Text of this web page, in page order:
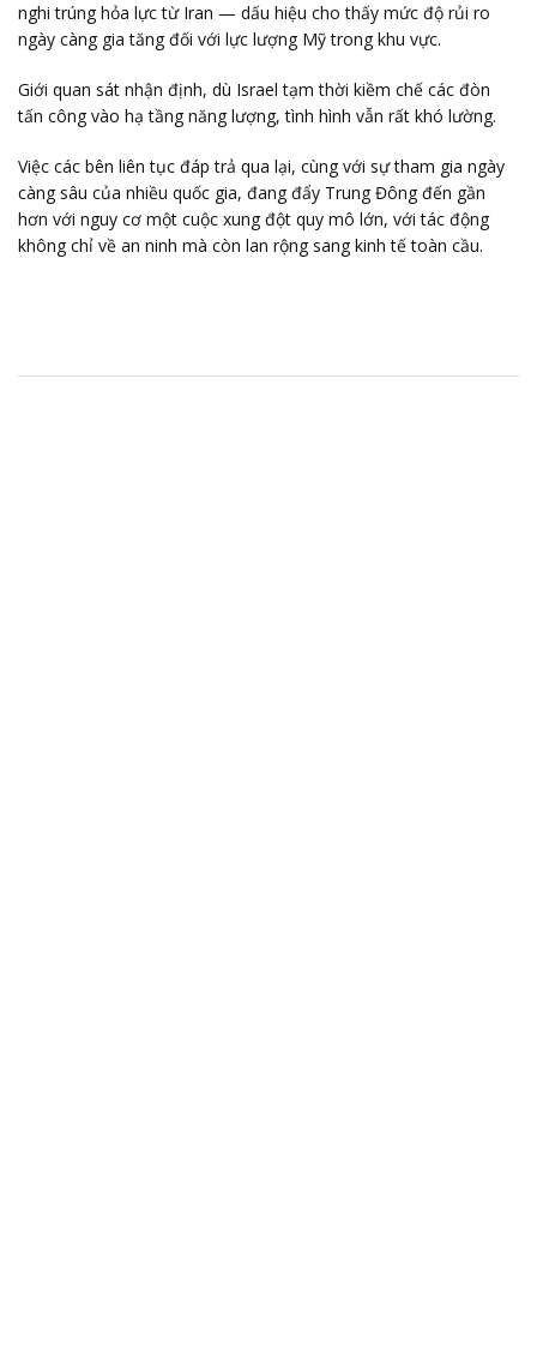
nghi trúng hỏa lực từ Iran — dấu hiệu cho thấy mức độ rủi ro
ngày càng gia tăng đối với lực lượng Mỹ trong khu vực.
Giới quan sát nhận định, dù Israel tạm thời kiềm chế các đòn
tấn công vào hạ tầng năng lượng, tình hình vẫn rất khó lường.
Việc các bên liên tục đáp trả qua lại, cùng với sự tham gia ngày
càng sâu của nhiều quốc gia, đang đẩy Trung Đông đến gần
hơn với nguy cơ một cuộc xung đột quy mô lớn, với tác động
không chỉ về an ninh mà còn lan rộng sang kinh tế toàn cầu.